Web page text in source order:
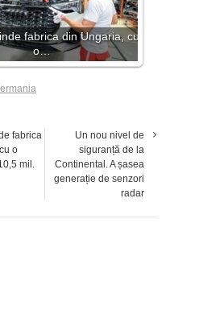
fabrica din Ungaria, cu
o…
fabrica
o
mil.
Un nou nivel de
siguranță de la
Continental. A șasea
generație de senzori
radar